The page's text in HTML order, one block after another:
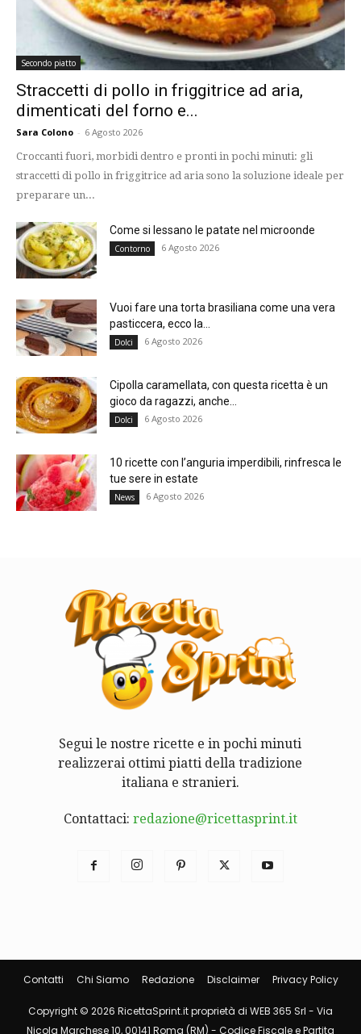
Secondo piatto
Straccetti di pollo in friggitrice ad aria,
dimenticati del forno e...
Sara Colono - 6 Agosto 2026
Croccanti fuori, morbidi dentro e pronti in pochi minuti: gli
straccetti di pollo in friggitrice ad aria sono la soluzione ideale per
preparare un...
Come si lessano le patate nel microonde
Contorno 6 Agosto 2026
Vuoi fare una torta brasiliana come una vera
pasticcera, ecco la...
Dolci 6 Agosto 2026
Cipolla caramellata, con questa ricetta è un
gioco da ragazzi, anche...
Dolci 6 Agosto 2026
10 ricette con l’anguria imperdibili, rinfresca le
tue sere in estate
News 6 Agosto 2026
Segui le nostre ricette e in pochi minuti
realizzerai ottimi piatti della tradizione
italiana e stranieri.
Contattaci: redazione@ricettasprint.it
Contatti Chi Siamo Redazione Disclaimer Privacy Policy
Copyright © 2026 RicettaSprint.it proprietà di WEB 365 Srl - Via
Nicola Marchese 10, 00141 Roma (RM) - Codice Fiscale e Partita